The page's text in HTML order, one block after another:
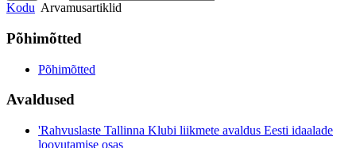
Kodu Arvamusartiklid
Põhimõtted
Põhimõtted
Avaldused
'Rahvuslaste Tallinna Klubi liikmete avaldus Eesti idaalade
loovutamise osas